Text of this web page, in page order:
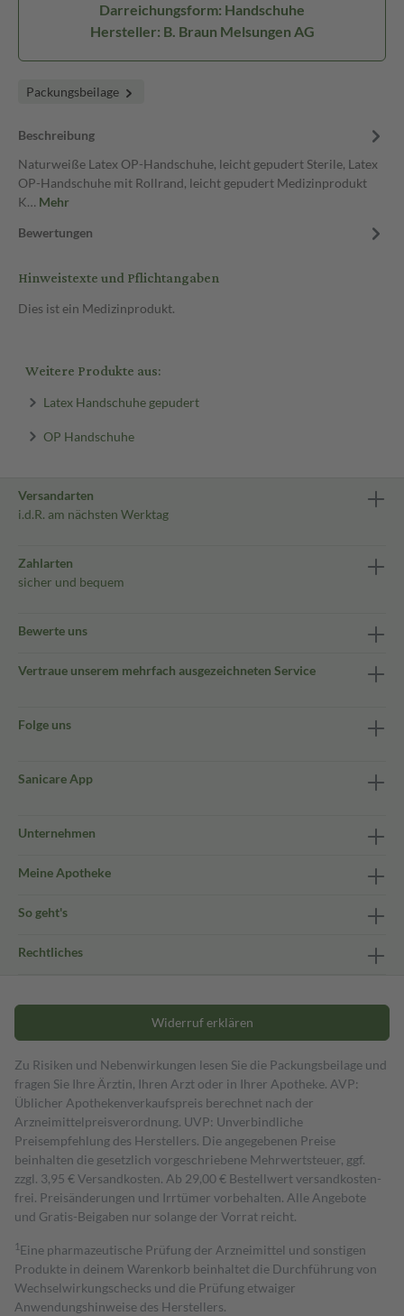
Darreichungsform: Handschuhe
Hersteller: B. Braun Melsungen AG
Packungsbeilage
Beschreibung
Naturweiße Latex OP-Handschuhe, leicht gepudert Sterile, Latex
OP-Handschuhe mit Rollrand, leicht gepudert Medizinprodukt
K… Mehr
Bewertungen
Hinweistexte und Pflichtangaben
Dies ist ein Medizinprodukt.
Weitere Produkte aus:
Latex Handschuhe gepudert
OP Handschuhe
Versandarten
i.d.R. am nächsten Werktag
Zahlarten
sicher und bequem
Bewerte uns
Vertraue unserem mehrfach ausgezeichneten Service
Folge uns
Sanicare App
Unternehmen
Meine Apotheke
So geht's
Rechtliches
Widerruf erklären
Zu Risiken und Nebenwirkungen lesen Sie die Packungsbeilage und
fragen Sie Ihre Ärztin, Ihren Arzt oder in Ihrer Apotheke. AVP:
Üblicher Apothekenverkaufspreis berechnet nach der
Arzneimittelpreisverordnung. UVP: Unverbindliche
Preisempfehlung des Herstellers. Die angegebenen Preise
beinhalten die gesetzlich vorgeschriebene Mehrwertsteuer, ggf.
zzgl. 3,95 € Versandkosten. Ab 29,00 € Bestell­wert versand­kosten­
frei. Preisänderungen und Irrtümer vorbehalten. Alle Angebote
und Gratis-Beigaben nur solange der Vorrat reicht.
1 Eine pharmazeutische Prüfung der Arzneimittel und sonstigen
Produkte in deinem Warenkorb beinhaltet die Durchführung von
Wechselwirkungschecks und die Prüfung etwaiger
Anwendungshinweise des Herstellers.